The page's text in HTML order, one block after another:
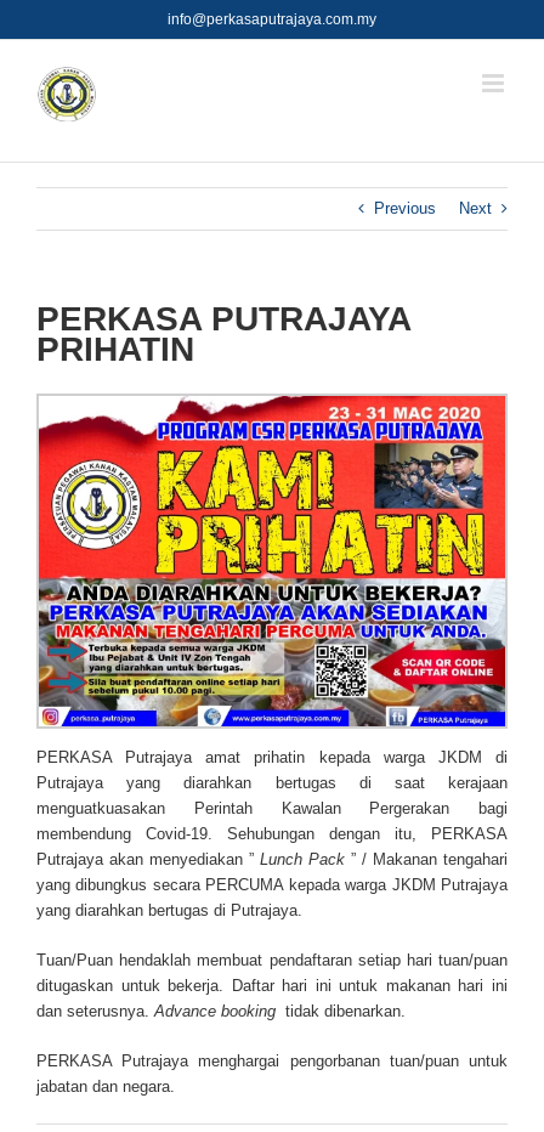
to
info@perkasaputrajaya.com.my
Previous Next
PERKASA PUTRAJAYA
PRIHATIN
PERKASA Putrajaya amat prihatin kepada warga JKDM di
Putrajaya yang diarahkan bertugas di saat kerajaan
menguatkuasakan Perintah Kawalan Pergerakan bagi
membendung Covid-19. Sehubungan dengan itu, PERKASA
Putrajaya akan menyediakan ” Lunch Pack ” / Makanan tengahari
yang dibungkus secara PERCUMA kepada warga JKDM Putrajaya
yang diarahkan bertugas di Putrajaya.
Tuan/Puan hendaklah membuat pendaftaran setiap hari tuan/puan
ditugaskan untuk bekerja. Daftar hari ini untuk makanan hari ini
dan seterusnya. Advance booking tidak dibenarkan.
PERKASA Putrajaya menghargai pengorbanan tuan/puan untuk
jabatan dan negara.